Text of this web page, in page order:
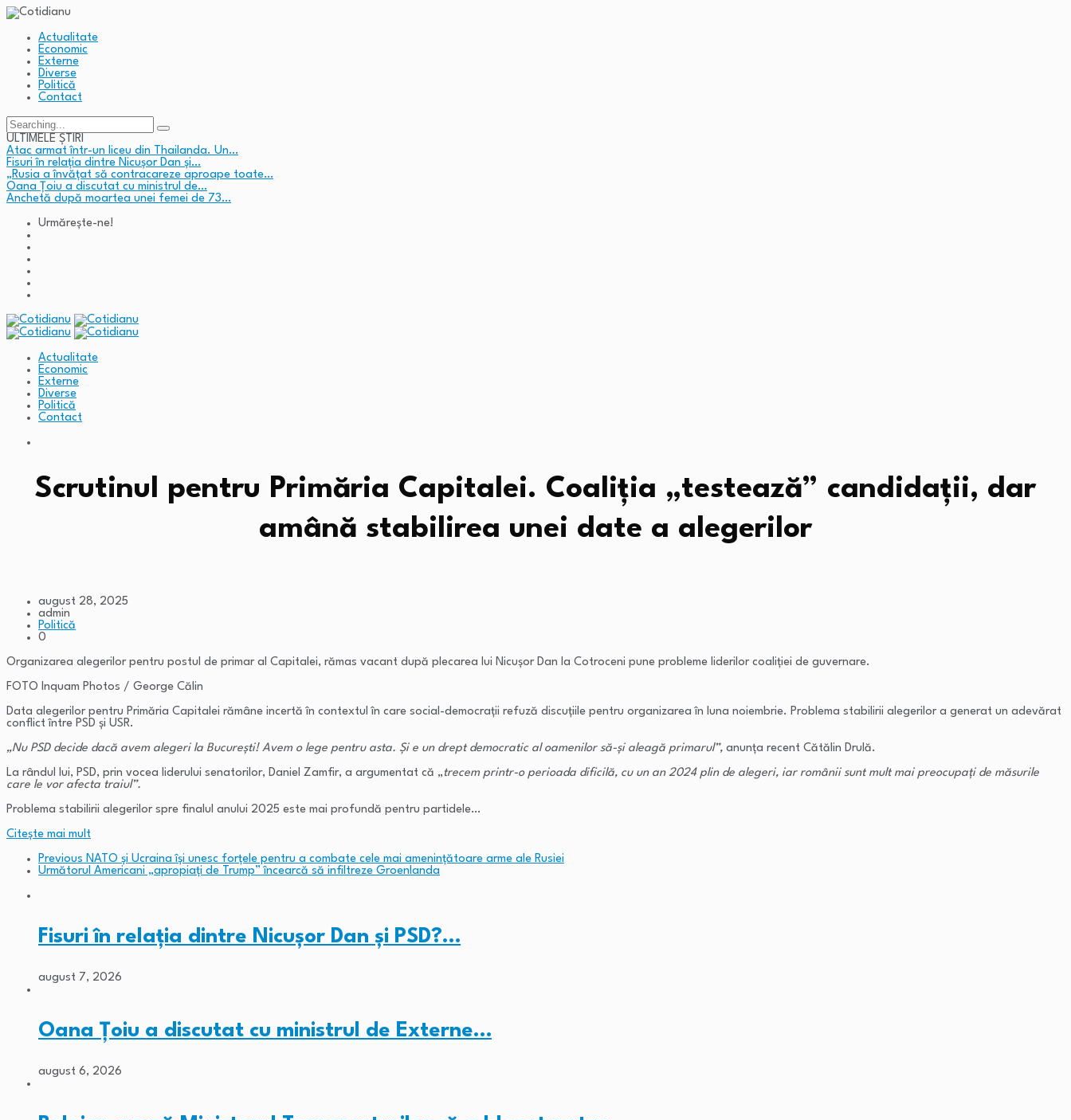
Actualitate
Economic
Externe
Diverse
Politică
Contact
Search
for:
ULTIMELE ȘTIRI
Atac armat într-un liceu din Thailanda. Un…
Fisuri în relația dintre Nicușor Dan și…
„Rusia a învățat să contracareze aproape toate…
Oana Țoiu a discutat cu ministrul de…
Anchetă după moartea unei femei de 73…
Urmărește-ne!
Actualitate
Economic
Externe
Diverse
Politică
Contact
Scrutinul pentru Primăria Capitalei. Coaliția „testează” candidații, dar
amână stabilirea unei date a alegerilor
august 28, 2025
admin
Politică
0
Organizarea alegerilor pentru postul de primar al Capitalei, rămas vacant după plecarea lui Nicușor Dan la Cotroceni pune probleme liderilor coaliției de guvernare.
FOTO Inquam Photos / George Călin
Data alegerilor pentru Primăria Capitalei rămâne incertă în contextul în care social-democrații refuză discuțiile pentru organizarea în luna noiembrie. Problema stabilirii alegerilor a generat un adevărat
conflict între PSD și USR.
„Nu PSD decide dacă avem alegeri la București! Avem o lege pentru asta. Și e un drept democratic al oamenilor să-și aleagă primarul”, anunța recent Cătălin Drulă.
La rândul lui, PSD, prin vocea liderului senatorilor, Daniel Zamfir, a argumentat că „trecem printr-o perioada dificilă, cu un an 2024 plin de alegeri, iar românii sunt mult mai preocupați de măsurile
care le vor afecta traiul”.
Problema stabilirii alegerilor spre finalul anului 2025 este mai profundă pentru partidele…
Citeşte mai mult
Previous NATO și Ucraina își unesc forțele pentru a combate cele mai amenințătoare arme ale Rusiei
Următorul Americani „apropiați de Trump” încearcă să infiltreze Groenlanda
Fisuri în relația dintre Nicușor Dan și PSD?…
august 7, 2026
Oana Țoiu a discutat cu ministrul de Externe…
august 6, 2026